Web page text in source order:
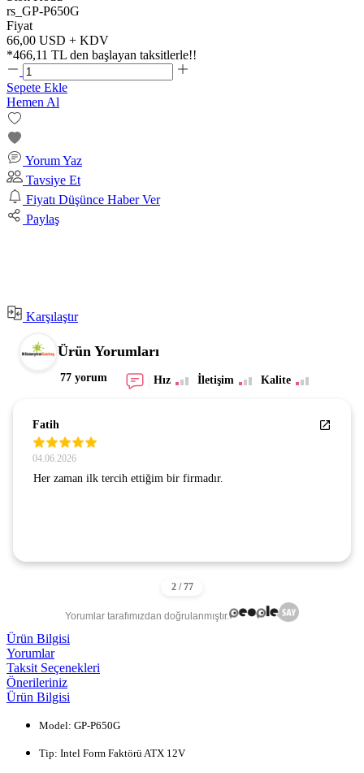
rs_GP-P650G
Fiyat
66,00 USD + KDV
*466,11 TL den başlayan taksitlerle!!
Sepete Ekle
Hemen Al
Yorum Yaz
Tavsiye Et
Fiyatı Düşünce Haber Ver
Paylaş
Karşılaştır
Ürün Yorumları
77 yorum Hız İletişim Kalite
SEZGİN GÜNAY
24.07.2026
GÜVENLİ BİR SİTE . GÖNÜL RAHATLIĞIYLA
Yorumlar tarafımızdan doğrulanmıştır.
Ürün Bilgisi
Yorumlar
Taksit Seçenekleri
Önerileriniz
Ürün Bilgisi
Model: GP-P650G
Tip: Intel Form Faktörü ATX 12V